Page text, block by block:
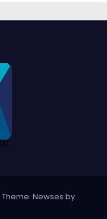
Theme: Newses by